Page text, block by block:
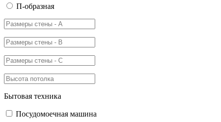
П-образная
Бытовая техника
Посудомоечная машина